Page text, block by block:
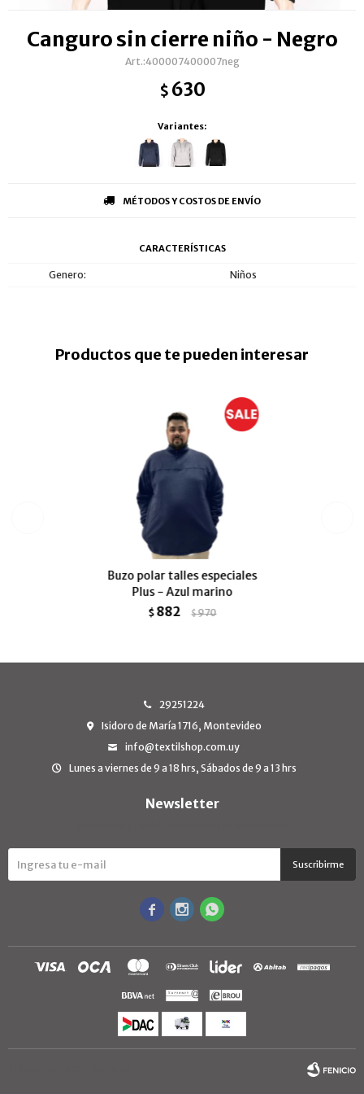
Canguro sin cierre niño - Negro
400007400007neg
$ 630
Variantes:
MÉTODOS Y COSTOS DE ENVÍO
CARACTERÍSTICAS
Genero Niños
Productos que te pueden interesar
Buzo polar talles especiales
Plus - Azul marino
$ 882 $970
29251224
Isidoro de María 1716, Montevideo
info@textilshop.com.uy
Lunes a viernes de 9 a 18 hrs, Sábados de 9 a 13 hrs
Newsletter
Suscribirme
  